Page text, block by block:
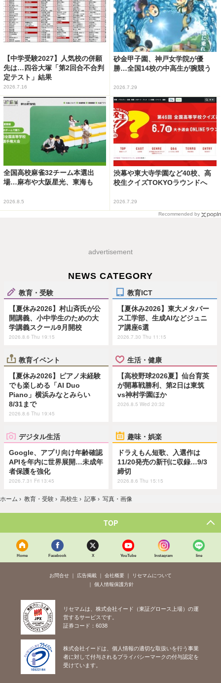
【中学受験2027】人気校の併願
先は…四谷大塚「第2回合不合判
定テスト」結果
2026.7.16
砂金甲子園、神戸女学院が優
勝…全国14校の中高生が腕競う
2026.7.29
全国高校麻雀32チーム本選出
場…麻布や大阪星光、東海も
2026.8.5
渋幕や東大寺学園など40校、高
校生クイズTOKYOラウンドへ
2026.7.29
Recommended by
advertisement
NEWS CATEGORY
教育・受験
【夏休み2026】村山斉氏が公
開講義、小中学生のための大
学講義スクール9月開校
2026.8.6 Thu 19:15
教育ICT
【夏休み2026】東大メタバー
ス工学部、生成AIなどジュニ
ア講座6選
2026.7.30 Thu 11:15
教育イベント
【夏休み2026】ピアノ未経験
でも楽しめる「AI Duo
Piano」横浜みなとみらい
8/31まで
2026.8.6 Thu 19:45
生活・健康
【高校野球2026夏】仙台育英
が開幕戦勝利、第2日は東筑
vs神村学園ほか
2026.8.5 Wed 20:32
デジタル生活
Google、アプリ向け年齢確認
APIを年内に世界展開…未成年
者保護を強化
2026.7.31 Fri 13:45
趣味・娯楽
ドラえもん短歌、入選作は
11/20発売の新刊に収録…9/3
締切
2026.8.6 Thu 15:15
ホーム › 教育・受験 › 高校生 › 記事 › 写真・画像
TOP
Home Facebook X YouTube Instagram line
お問合せ 広告掲載 会社概要
リセマムについて
個人情報保護方針
リセマムは、株式会社イード（東証グロース上場）の運
営するサービスです。
証券コード：6038
株式会社イードは、個人情報の適切な取扱いを行う事業
者に対して付与されるプライバシーマークの付与認定を
受けています。